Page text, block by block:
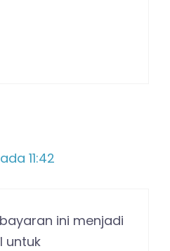
11:42
ini menjadi
untuk